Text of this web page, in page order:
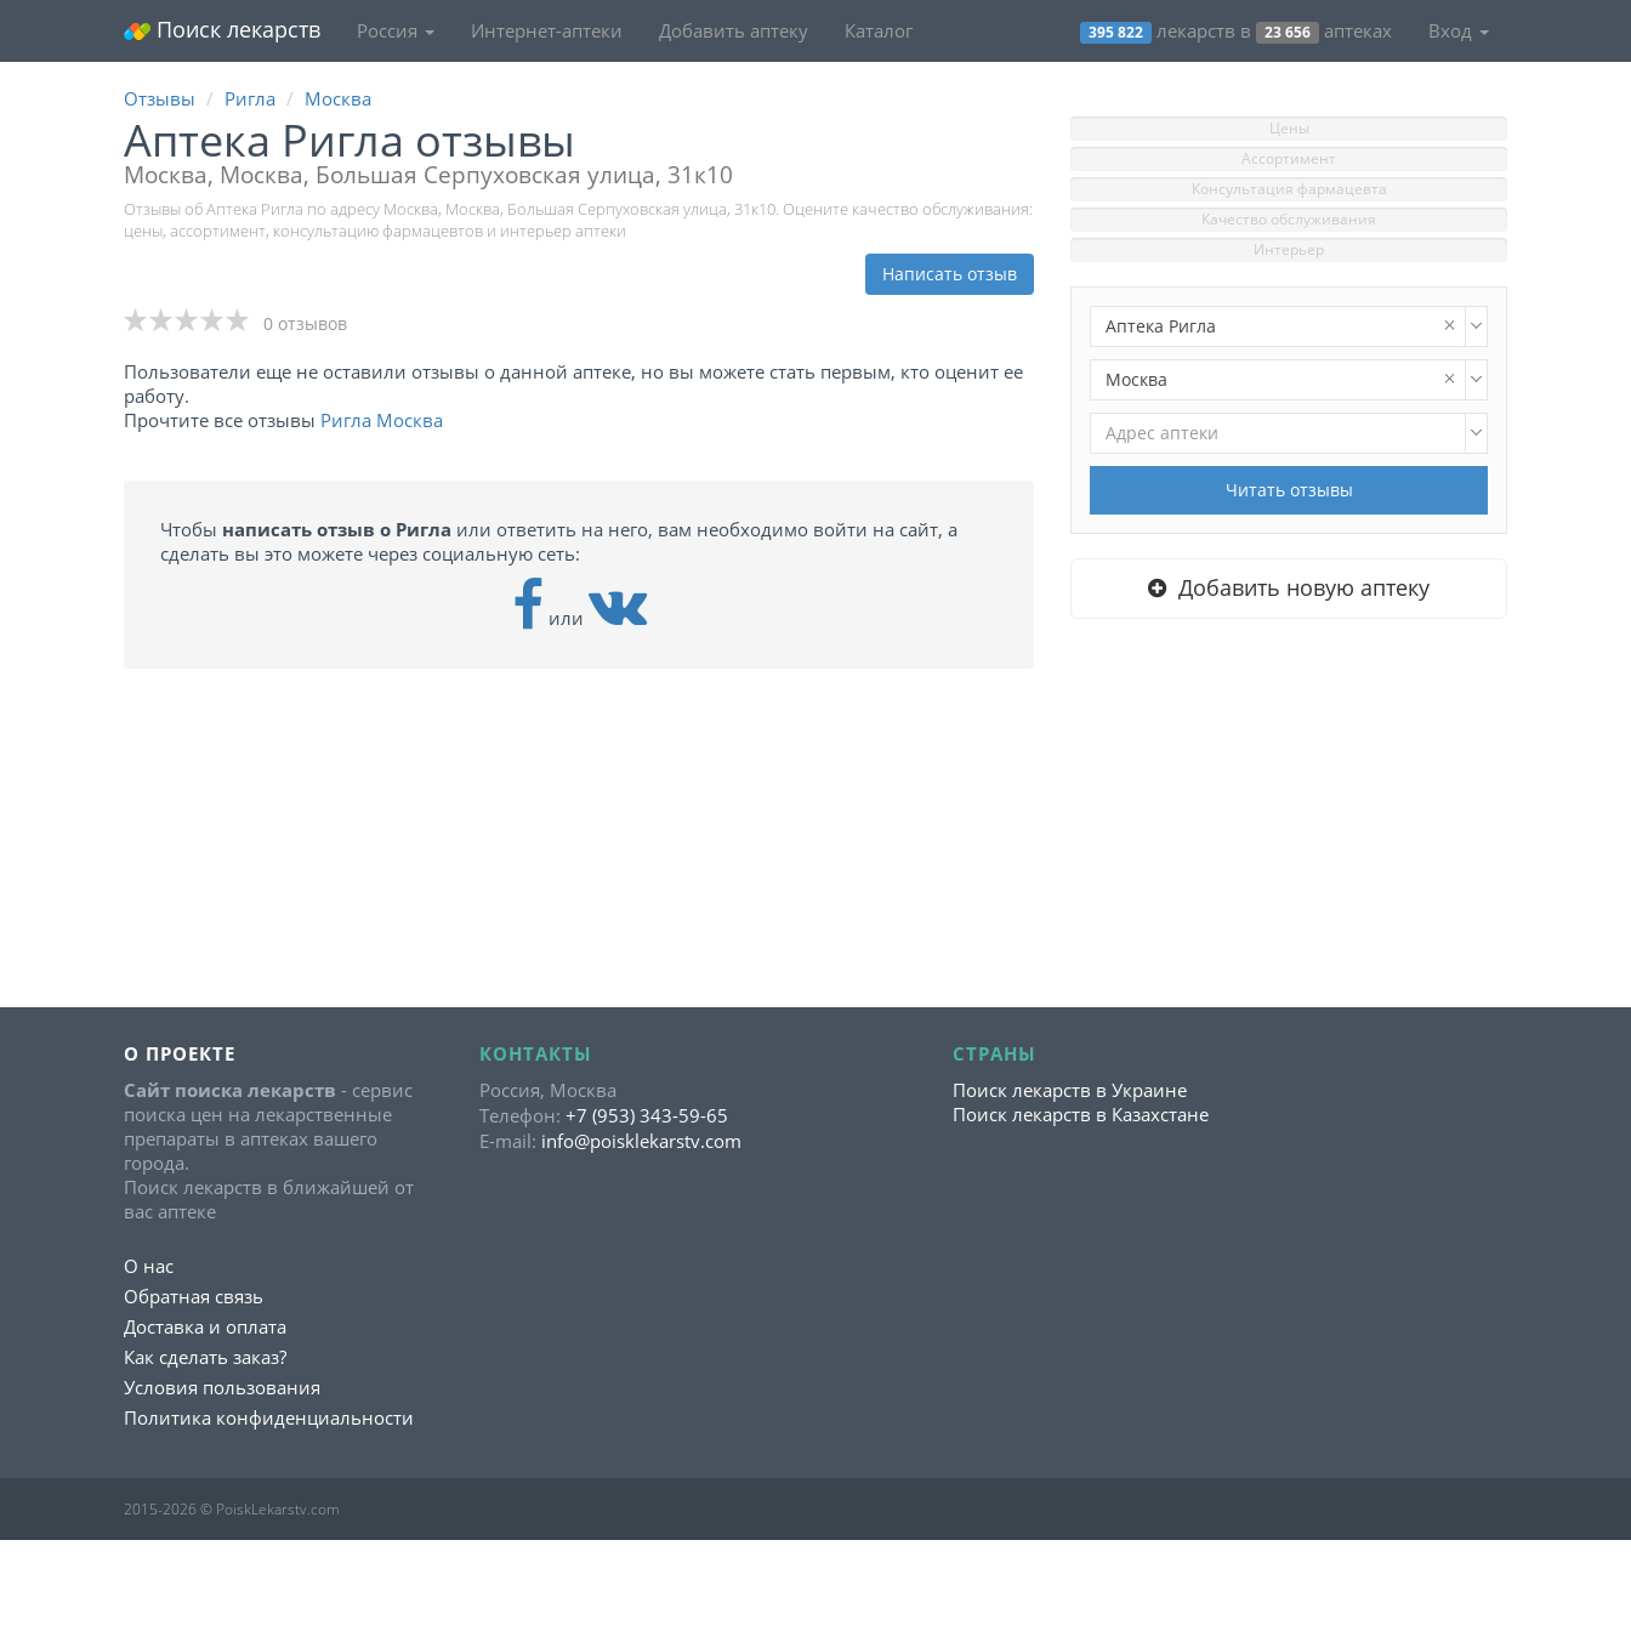
Поиск лекарств Россия Интернет-аптеки Добавить аптеку Каталог 395 822 лекарств в 23 656 аптеках Вход
Отзывы Ригла Москва
Аптека Ригла отзывы
Москва, Москва, Большая Серпуховская улица, 31к10
Отзывы об Аптека Ригла по адресу Москва, Москва, Большая Серпуховская улица, 31к10. Оцените качество обслуживания:
цены, ассортимент, консультацию фармацевтов и интерьер аптеки
Написать отзыв
0 отзывов
Пользователи еще не оставили отзывы о данной аптеке, но вы можете стать первым, кто оценит ее
работу.
Прочтите все отзывы Ригла Москва
Чтобы написать отзыв о Ригла или ответить на него, вам необходимо войти на сайт, а
сделать вы это можете через социальную сеть:
или
Цены
Ассортимент
Консультация фармацевта
Качество обслуживания
Интерьер
Аптека Ригла
Москва
Адрес аптеки
Читать отзывы
Добавить новую аптеку
О ПРОЕКТЕ
Сайт поиска лекарств - сервис
поиска цен на лекарственные
препараты в аптеках вашего
города.
Поиск лекарств в ближайшей от
вас аптеке
О нас
Обратная связь
Доставка и оплата
Как сделать заказ?
Условия пользования
Политика конфиденциальности
КОНТАКТЫ
Россия, Москва
Телефон: +7 (953) 343-59-65
E-mail: info@poisklekarstv.com
СТРАНЫ
Поиск лекарств в Украине
Поиск лекарств в Казахстане
2015-2026 © PoiskLekarstv.com